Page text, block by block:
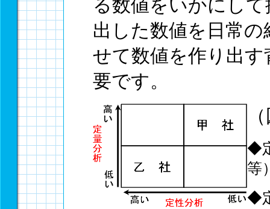
る数値をいかにし
出した数値を日常
せて数値を作り出
要です。
◆
等
◆